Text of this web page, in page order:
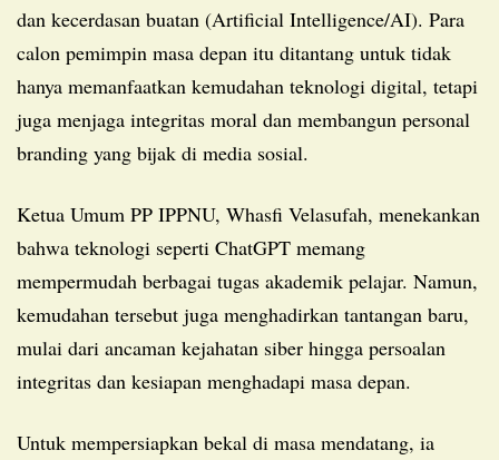
dan kecerdasan buatan (Artificial Intelligence/AI). Para
calon pemimpin masa depan itu ditantang untuk tidak
hanya memanfaatkan kemudahan teknologi digital, tetapi
juga menjaga integritas moral dan membangun personal
branding yang bijak di media sosial.
Ketua Umum PP IPPNU, Whasfi Velasufah, menekankan
bahwa teknologi seperti ChatGPT memang
mempermudah berbagai tugas akademik pelajar. Namun,
kemudahan tersebut juga menghadirkan tantangan baru,
mulai dari ancaman kejahatan siber hingga persoalan
integritas dan kesiapan menghadapi masa depan.
Untuk mempersiapkan bekal di masa mendatang, ia